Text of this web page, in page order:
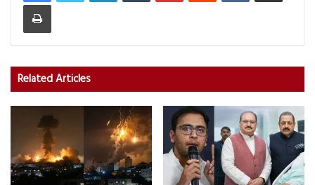
Print
Related Articles